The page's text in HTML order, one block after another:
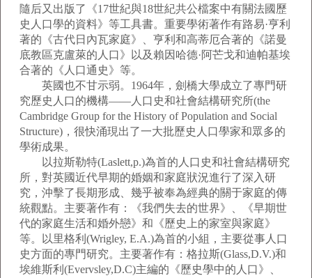
隨后又出版了《17世紀與18世紀共公檔案中有關法國歷
史人口學的資料》等工具書。重要學術著作有路易·亨利
著的《古代日內瓦家庭》、亨利和高蒂厄合著的《諾曼
底教區克盧萊的人口》以及賴因哈德·阿芒戈和迪帕基埃
合著的《人口通史》等。
英國也不甘示弱。1964年，劍橋大學成立了專門研
究歷史人口的機構——人口史和社會結構研究所(the
Cambridge Group for the History of Population and Social
Structure)，很快涌現出了一大批歷史人口學家和眾多的
學術成果。
以拉斯勒特(Laslett,p.)為首的人口史和社會結構研究
所，對英國近代早期的婚姻和家庭狀況進行了深入研
究，沖擊了長期形成、幾乎被奉為經典的關于家庭的傳
統觀點。主要著作有：《我們失去的世界》、《早期世
代的家庭生活和婚外戀》和《歷史上的家室與家庭》
等。以里格利(Wrigley, E.A.)為首的小組，主要從事人口
史方面的專門研究。主要著作有：格拉斯(Glass,D.V.)和
埃維斯利(Evervsley,D.C)主編的《歷史學中的人口》、